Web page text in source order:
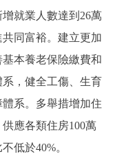
就業人數達到26萬
同富裕。建立更加
本養老保險繳費和
，健全工傷、生育
系。多舉措增加住
應各類住房100萬
低於40%。